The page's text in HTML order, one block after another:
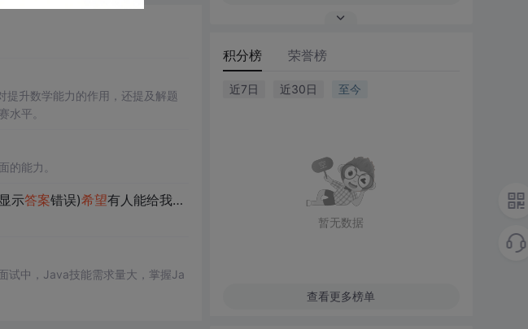
提升数学能力的作用，还提及解题
水平。
的能力。
示答案错误)希望有人能给我解解惑，谢谢！
试中，Java技能需求量大，掌握Ja
积分榜 荣誉榜
近7日 近30日 至今
暂无数据
查看更多榜单